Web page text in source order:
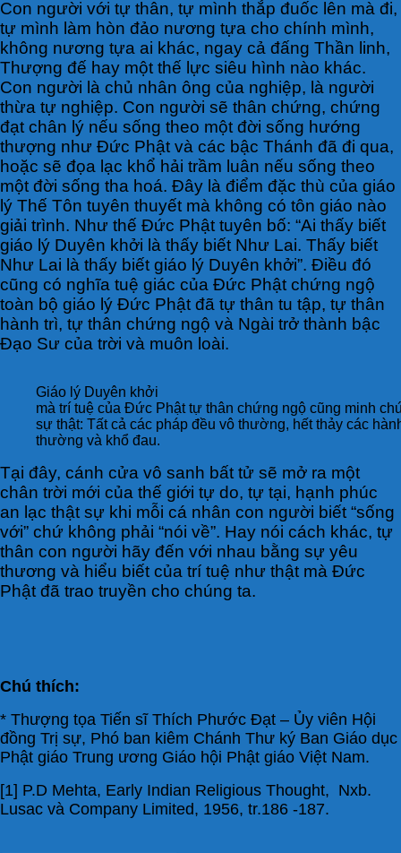
Con người với tự thân, tự mình thắp đuốc lên mà đi,
tự mình làm hòn đảo nương tựa cho chính mình,
không nương tựa ai khác, ngay cả đấng Thần linh,
Thượng đế hay một thế lực siêu hình nào khác.
Con người là chủ nhân ông của nghiệp, là người
thừa tự nghiệp. Con người sẽ thân chứng, chứng
đạt chân lý nếu sống theo một đời sống hướng
thượng như Đức Phật và các bậc Thánh đã đi qua,
hoặc sẽ đọa lạc khổ hải trầm luân nếu sống theo
một đời sống tha hoá. Đây là điểm đặc thù của giáo
lý Thế Tôn tuyên thuyết mà không có tôn giáo nào
giải trình. Như thế Đức Phật tuyên bố: “Ai thấy biết
giáo lý Duyên khởi là thấy biết Như Lai. Thấy biết
Như Lai là thấy biết giáo lý Duyên khởi”. Điều đó
cũng có nghĩa tuệ giác của Đức Phật chứng ngộ
toàn bộ giáo lý Đức Phật đã tự thân tu tập, tự thân
hành trì, tự thân chứng ngộ và Ngài trở thành bậc
Đạo Sư của trời và muôn loài.
Giáo lý Duyên khởi
mà trí tuệ của Đức Phật tự thân chứng ngộ cũng minh
sự thật: Tất cả các pháp đều vô thường, hết thảy các
thường và khổ đau.
Tại đây, cánh cửa vô sanh bất tử sẽ mở ra một
chân trời mới của thế giới tự do, tự tại, hạnh phúc
an lạc thật sự khi mỗi cá nhân con người biết “sống
với” chứ không phải “nói về”. Hay nói cách khác, tự
thân con người hãy đến với nhau bằng sự yêu
thương và hiểu biết của trí tuệ như thật mà Đức
Phật đã trao truyền cho chúng ta.
Chú thích:
* Thượng tọa Tiến sĩ Thích Phước Đạt – Ủy viên Hội
đồng Trị sự, Phó ban kiêm Chánh Thư ký Ban Giáo dục
Phật giáo Trung ương Giáo hội Phật giáo Việt Nam.
[1] P.D Mehta, Early Indian Religious Thought, Nxb.
Lusac và Company Limited, 1956, tr.186 -187.